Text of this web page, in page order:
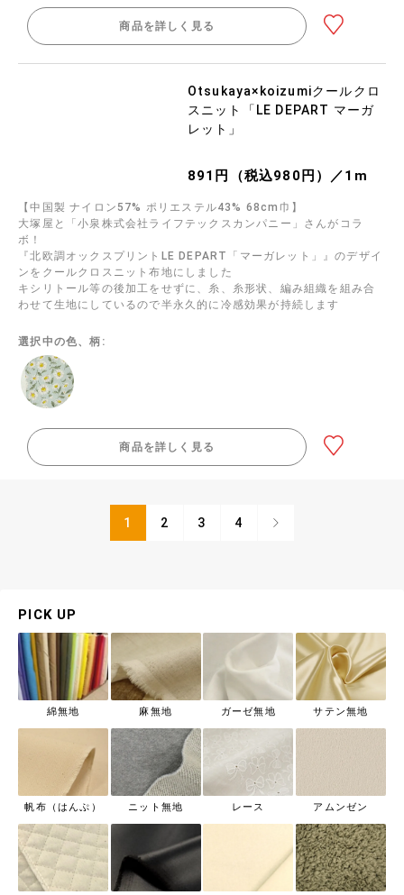
商品を詳しく見る
Otsukaya×koizumiクールクロ
スニット「LE DEPART マーガ
レット」
891円（税込980円）／1m
【中国製 ナイロン57% ポリエステル43% 68cm巾】
大塚屋と「小泉株式会社ライフテックスカンパニー」さんがコラ
ボ！
『北欧調オックスプリントLE DEPART「マーガレット」』のデザイ
ンをクールクロスニット布地にしました
キシリトール等の後加工をせずに、糸、糸形状、編み組織を組み合
わせて生地にしているので半永久的に冷感効果が持続します
選択中の色、柄:
商品を詳しく見る
1 2 3 4
PICK UP
綿無地 麻無地 ガーゼ無地 サテン無地
帆布（はんぷ） ニット無地 レース アムンゼン